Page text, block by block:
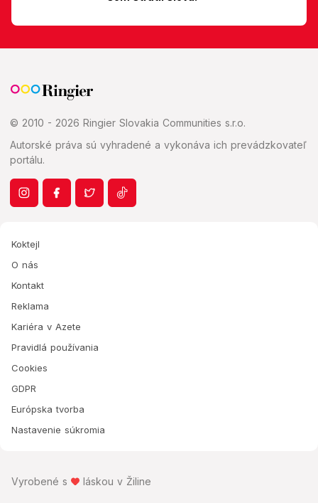
© 2010 - 2026 Ringier Slovakia Communities s.r.o.
Autorské práva sú vyhradené a vykonáva ich prevádzkovateľ
portálu.
Koktejl
O nás
Kontakt
Reklama
Kariéra v Azete
Pravidlá používania
Cookies
GDPR
Európska tvorba
Nastavenie súkromia
Vyrobené s láskou v Žiline